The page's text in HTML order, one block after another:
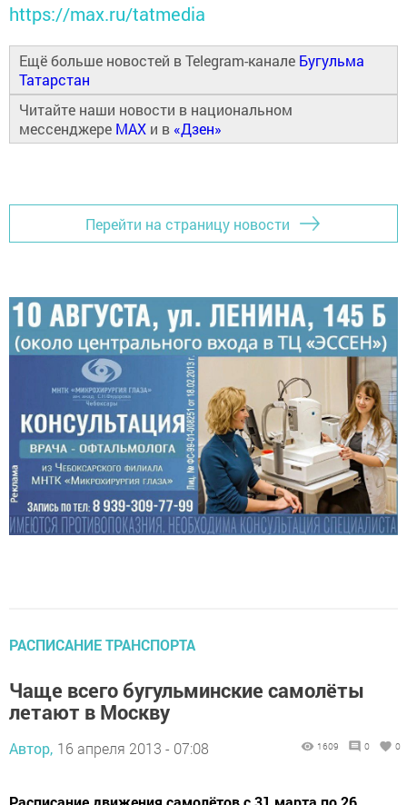
https://max.ru/tatmedia
Ещё больше новостей в Telegram-канале Бугульма
Татарстан
Читайте наши новости в национальном
мессенджере MAX и в «Дзен»
Перейти на страницу новости
РАСПИСАНИЕ ТРАНСПОРТА
Чаще всего бугульминские самолёты
летают в Москву
Автор, 16 апреля 2013 - 07:08 1609 0 0